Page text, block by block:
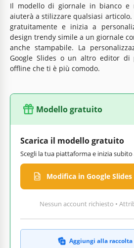
Il modello di giornale in bianco e
aiuterà a stilizzare qualsiasi
gratuitamente e inizia a
design trendy simile a un giornale
anche stampabile. La
Google Slides o un altro editor di
offline che ti è più comodo.
Modello gratuito
Scarica il modello gratuito
Scegli la tua piattaforma e inizia
Modifica in Google Slides
Nessun account richiesto •
Aggiungi alla raccolta